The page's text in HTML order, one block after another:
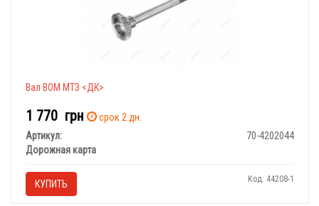
Вал ВОМ МТЗ <ДК>
1 770 грн
срок 2 дн.
Артикул:
70-4202044
Дорожная карта
КУПИТЬ Код: 44208-1